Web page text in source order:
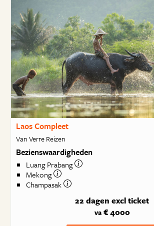
Laos Compleet
Van Verre Reizen
Bezienswaardigheden
Luang Prabang
Mekong
Champasak
22 dagen excl ticket
va€ 4000